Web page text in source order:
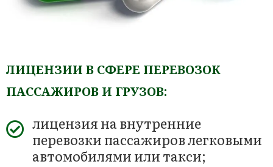
ЛИЦЕНЗИИ В СФЕРЕ ПЕРЕВОЗОК
ПАССАЖИРОВ И ГРУЗОВ:
лицензия на внутренние
перевозки пассажиров легковыми
автомобилями или такси;